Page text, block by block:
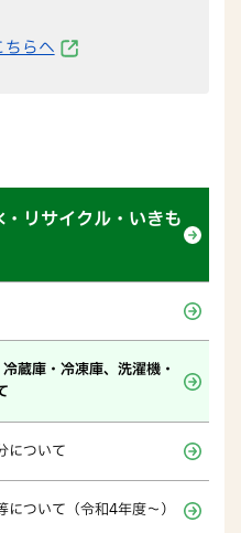
ちらへ
リサイクル・いきも
蔵庫・冷凍庫、洗濯機・
について
ついて（令和4年度～）